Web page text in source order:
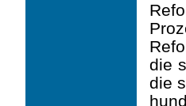
die
die